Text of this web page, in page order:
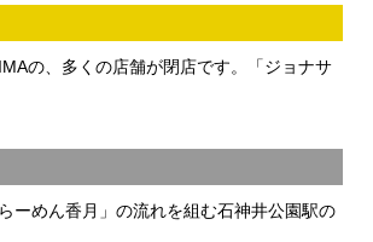
の、多くの店舗が閉店です。「ジョナサ
ーめん香月」の流れを組む石神井公園駅の